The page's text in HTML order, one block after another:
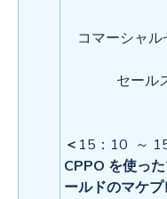
コマーシャ
セール
＜ 15：10 ～
CPPO を使っ
ールドのマケ